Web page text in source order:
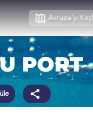
Avrupa'yı
PORT